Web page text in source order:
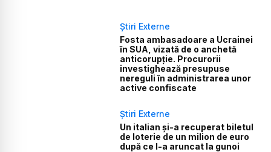
Știri Externe
Fosta ambasadoare a Ucrainei
în SUA, vizată de o anchetă
anticorupție. Procurorii
investighează presupuse
nereguli în administrarea unor
active confiscate
Știri Externe
Un italian și-a recuperat biletul
de loterie de un milion de euro
după ce l-a aruncat la gunoi